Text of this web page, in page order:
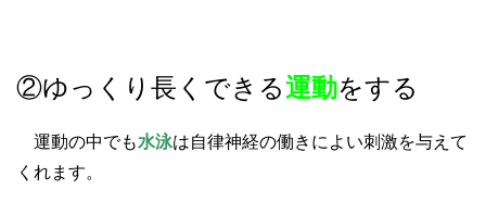
②ゆっくり長くできる運動をする
運動の中でも水泳は自律神経の働きによい刺激を与えて
くれます。